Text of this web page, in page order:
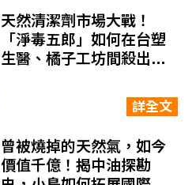
天然清潔劑市場大戰！
「淨毒五郎」如何在台塑
生醫、橘子工坊間殺出一
詳全文
曾被燒掉的天然氣，如今
價值千億！揭中油探勘